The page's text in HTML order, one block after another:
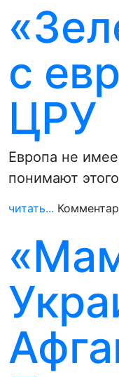
с
ЦРУ
Европа не
понимают
читать...